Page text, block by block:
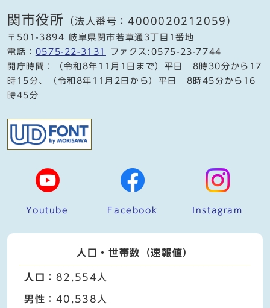
関市役所 （法人番号：4000020212059）
〒501-3894 岐阜県関市若草通3丁目1番地
電話： 0575-22-3131
ファクス:0575-23-7744
開庁時間：（令和8年11月1日まで）平日 8時30分から17
時15分、（令和8年11月2日から）平日 8時45分から16
時45分
Youtube Facebook Instagram
人口・世帯数（速報値）
人口 ：82,554人
男性 ：40,538人